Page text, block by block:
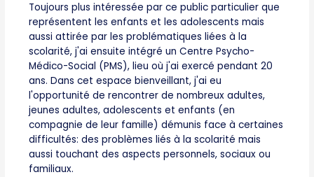
Toujours plus intéressée par ce public particulier que
représentent les enfants et les adolescents mais
aussi attirée par les problématiques liées à la
scolarité, j'ai ensuite intégré un Centre Psycho-
Médico-Social (PMS), lieu où j'ai exercé pendant 20
ans. Dans cet espace bienveillant, j'ai eu
l'opportunité de rencontrer de nombreux adultes,
jeunes adultes, adolescents et enfants (en
compagnie de leur famille) démunis face à certaines
difficultés: des problèmes liés à la scolarité mais
aussi touchant des aspects personnels, sociaux ou
familiaux.